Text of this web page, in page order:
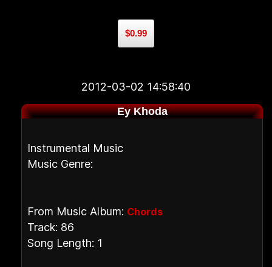
$0.99
2012-03-02 14:58:40
Ey Khoda
Instrumental Music
Music Genre:
From Music Album: Chords
Track: 86
Song Length: 1